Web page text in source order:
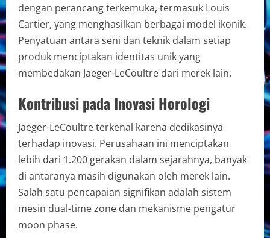
dengan perancang terkemuka, termasuk Louis
Cartier, yang menghasilkan berbagai model ikonik.
Penyatuan antara seni dan teknik dalam setiap
produk menciptakan identitas unik yang
membedakan Jaeger-LeCoultre dari merek lain.
Kontribusi pada Inovasi Horologi
Jaeger-LeCoultre terkenal karena dedikasinya
terhadap inovasi. Perusahaan ini menciptakan
lebih dari 1.200 gerakan dalam sejarahnya, banyak
di antaranya masih digunakan oleh merek lain.
Salah satu pencapaian signifikan adalah sistem
mesin dual-time zone dan mekanisme pengatur
moon phase.